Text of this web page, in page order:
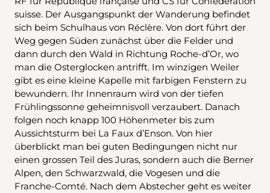
suisse. Der Ausgangspunkt der Wanderung befindet
sich beim Schulhaus von Réclère. Von dort führt der
Weg gegen Süden zunächst über die Felder und
dann durch den Wald in Richtung Roche-d’Or, wo
man die Osterglocken antrifft. Im winzigen Weiler
gibt es eine kleine Kapelle mit farbigen Fenstern zu
bewundern. Ihr Innenraum wird von der tiefen
Frühlingssonne geheimnisvoll verzaubert. Danach
folgen noch knapp 100 Höhenmeter bis zum
Aussichtsturm bei La Faux d’Enson. Von hier
überblickt man bei guten Bedingungen nicht nur
einen grossen Teil des Juras, sondern auch die Berner
Alpen, den Schwarzwald, die Vogesen und die
Franche-Comté. Nach dem Abstecher geht es weiter